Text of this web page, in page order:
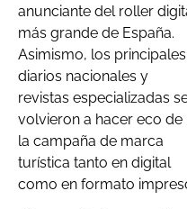
anunciante del roller
más grande de España.
Asimismo, los principales
diarios nacionales y
revistas especializadas
volvieron a hacer eco de
la campaña de marca
turística tanto en digital
como en formato